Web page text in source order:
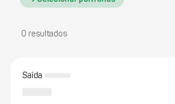
0 resultados
Saída